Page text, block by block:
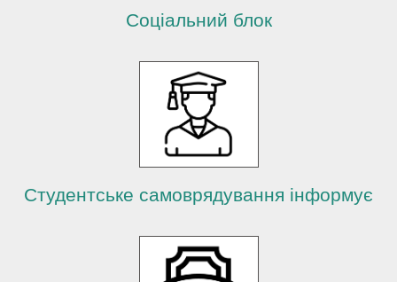
Соціальний блок
Студентське самоврядування інформує